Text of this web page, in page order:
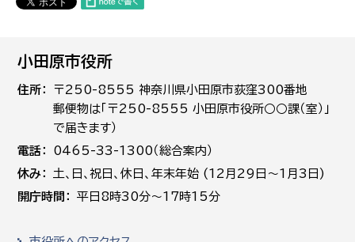
小田原市役所
住所
〒250-8555 神奈川県小田原市荻窪300番地
郵便物は「〒250-8555 小田原市役所○○課（室）」
で届きます）
電話
0465-33-1300（総合案内）
休み
土､日､祝日、休日、年末年始 (12月29日～1月3日)
開庁時間
平日8時30分～17時15分